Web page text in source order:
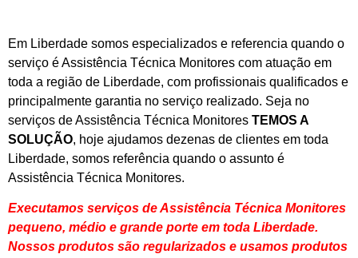
Em Liberdade somos especializados e referencia quando o
serviço é Assistência Técnica Monitores com atuação em
toda a região de Liberdade, com profissionais qualificados e
principalmente garantia no serviço realizado. Seja no
serviços de Assistência Técnica Monitores TEMOS A
SOLUÇÃO, hoje ajudamos dezenas de clientes em toda
Liberdade, somos referência quando o assunto é
Assistência Técnica Monitores.
Executamos serviços de Assistência Técnica Monitores
pequeno, médio e grande porte em toda Liberdade.
Nossos produtos são regularizados e usamos produtos